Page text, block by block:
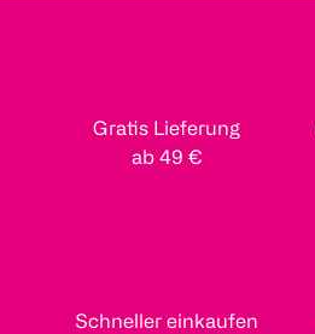
Gratis Lieferung
ab 49 €
Schneller einkaufen